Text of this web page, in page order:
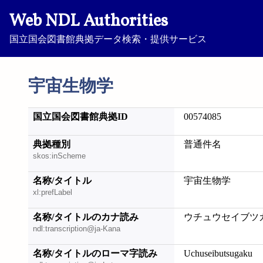
Web NDL Authorities
国立国会図書館典拠データ検索・提供サービス
宇宙生物学
国立国会図書館典拠ID 00574085
典拠種別
skos:inScheme
普通件名
名称/タイトル
xl:prefLabel
宇宙生物学
名称/タイトルのカナ読み
ndl:transcription@ja-Kana
ウチュウセイブツ
名称/タイトルのローマ字読み Uchuseibutsugaku